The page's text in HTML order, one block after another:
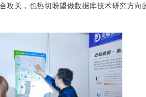
攻关，也热切盼望做数据库技术研究方向